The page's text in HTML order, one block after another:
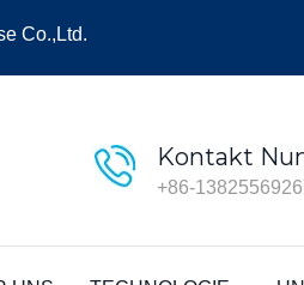
Co.,Ltd.
Kontakt
+86-